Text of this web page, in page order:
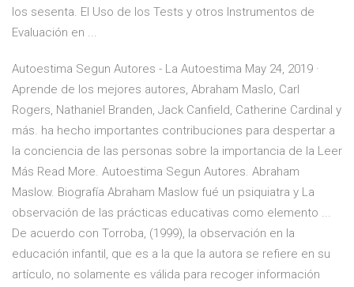
los sesenta. El Uso de los Tests y otros Instrumentos de
Evaluación en ...
Autoestima Segun Autores - La Autoestima May 24, 2019 ·
Aprende de los mejores autores, Abraham Maslo, Carl
Rogers, Nathaniel Branden, Jack Canfield, Catherine Cardinal y
más. ha hecho importantes contribuciones para despertar a
la conciencia de las personas sobre la importancia de la Leer
Más Read More. Autoestima Segun Autores. Abraham
Maslow. Biografía Abraham Maslow fué un psiquiatra y La
observación de las prácticas educativas como elemento ...
De acuerdo con Torroba, (1999), la observación en la
educación infantil, que es a la que la autora se refiere en su
artículo, no solamente es válida para recoger información